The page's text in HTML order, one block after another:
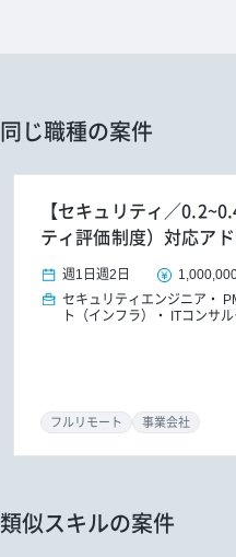
同じ職種の案件
【セキュリティ／
ティ評価制度）対応ア
週1日 週2日
セキュリティエンジニア
ト（インフラ）
ITコンサ
フルリモート 事業会社
類似スキルの案件